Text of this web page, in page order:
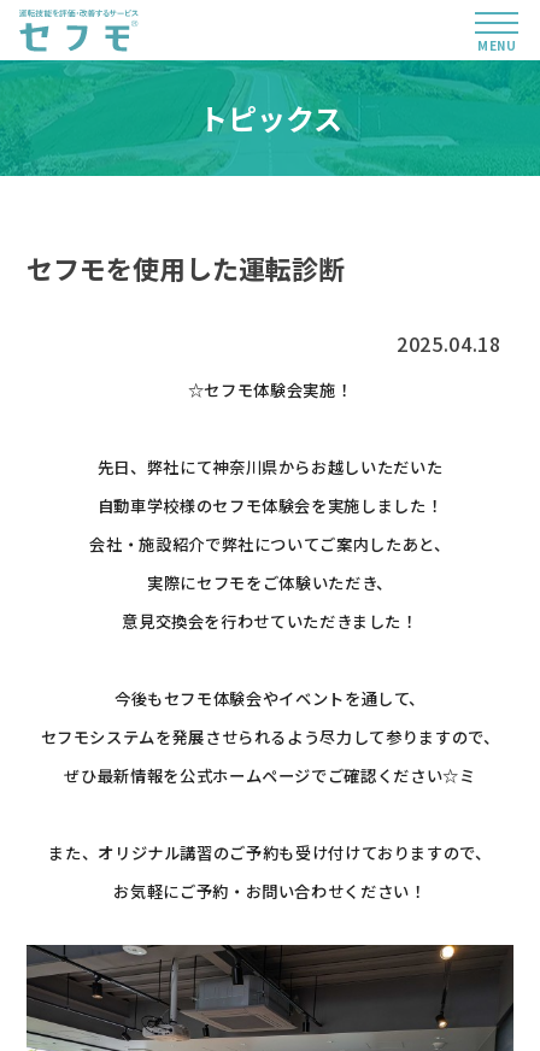
MENU
トピックス
セフモを使用した運転診断
2025.04.18
☆セフモ体験会実施！
先日、弊社にて神奈川県からお越しいただいた
自動車学校様のセフモ体験会を実施しました！
会社・施設紹介で弊社についてご案内したあと、
実際にセフモをご体験いただき、
意見交換会を行わせていただきました！
今後もセフモ体験会やイベントを通して、
セフモシステムを発展させられるよう尽力して参りますので、
ぜひ最新情報を公式ホームページでご確認ください☆ミ
また、オリジナル講習のご予約も受け付けておりますので、
お気軽にご予約・お問い合わせください！